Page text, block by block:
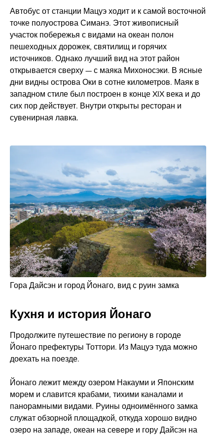
Автобус от станции Мацуэ ходит и к самой восточной
точке полуострова Симанэ. Этот живописный
участок побережья с видами на океан полон
пешеходных дорожек, святилищ и горячих
источников. Однако лучший вид на этот район
открывается сверху — с маяка Михоносэки. В ясные
дни видны острова Оки в сотне километров. Маяк в
западном стиле был построен в конце XIX века и до
сих пор действует. Внутри открыты ресторан и
сувенирная лавка.
Гора Дайсэн и город Йонаго, вид с руин замка
Кухня и история Йонаго
Продолжите путешествие по региону в городе
Йонаго префектуры Тоттори. Из Мацуэ туда можно
доехать на поезде.
Йонаго лежит между озером Накауми и Японским
морем и славится крабами, тихими каналами и
панорамными видами. Руины одноимённого замка
служат обзорной площадкой, откуда хорошо видно
озеро на западе, океан на севере и гору Дайсэн на